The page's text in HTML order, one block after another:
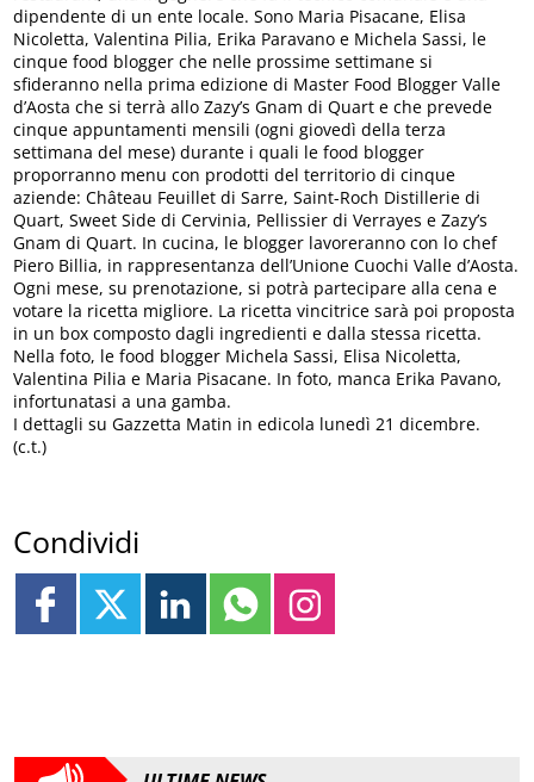
dipendente di un ente locale. Sono Maria Pisacane, Elisa
Nicoletta, Valentina Pilia, Erika Paravano e Michela Sassi, le
cinque food blogger che nelle prossime settimane si
sfideranno nella prima edizione di Master Food Blogger Valle
d’Aosta che si terrà allo Zazy’s Gnam di Quart e che prevede
cinque appuntamenti mensili (ogni giovedì della terza
settimana del mese) durante i quali le food blogger
proporranno menu con prodotti del territorio di cinque
aziende: Château Feuillet di Sarre, Saint-Roch Distillerie di
Quart, Sweet Side di Cervinia, Pellissier di Verrayes e Zazy’s
Gnam di Quart. In cucina, le blogger lavoreranno con lo chef
Piero Billia, in rappresentanza dell’Unione Cuochi Valle d’Aosta.
Ogni mese, su prenotazione, si potrà partecipare alla cena e
votare la ricetta migliore. La ricetta vincitrice sarà poi proposta
in un box composto dagli ingredienti e dalla stessa ricetta.
Nella foto, le food blogger Michela Sassi, Elisa Nicoletta,
Valentina Pilia e Maria Pisacane. In foto, manca Erika Pavano,
infortunatasi a una gamba.
I dettagli su Gazzetta Matin in edicola lunedì 21 dicembre.
(c.t.)
Condividi